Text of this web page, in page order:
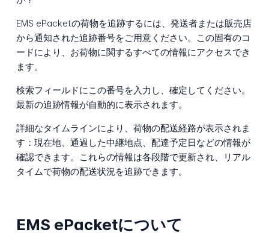
EMS ePacketの荷物を追跡するには、発送者または販売店
から通知された追跡番号をご用意ください。この固有のコ
ードにより、お荷物に関するすべての情報にアクセスでき
ます。
検索フィールドにこの番号を入力し、確定してください。
最新の追跡情報が自動的に表示されます。
詳細なタイムラインにより、荷物の配送経路が表示されま
す：現在地、通過した中継地点、配達予定日などの情報が
確認できます。これらの情報は各段階で更新され、リアル
タイムで荷物の配送状況を追跡できます。
EMS ePacketについて